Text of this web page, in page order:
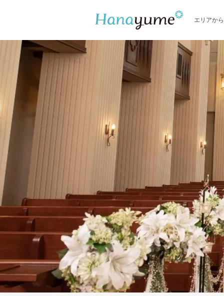
エリアか